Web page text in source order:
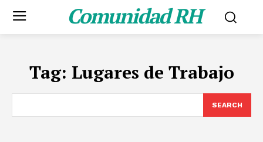
Comunidad RH
Tag: Lugares de Trabajo
SEARCH